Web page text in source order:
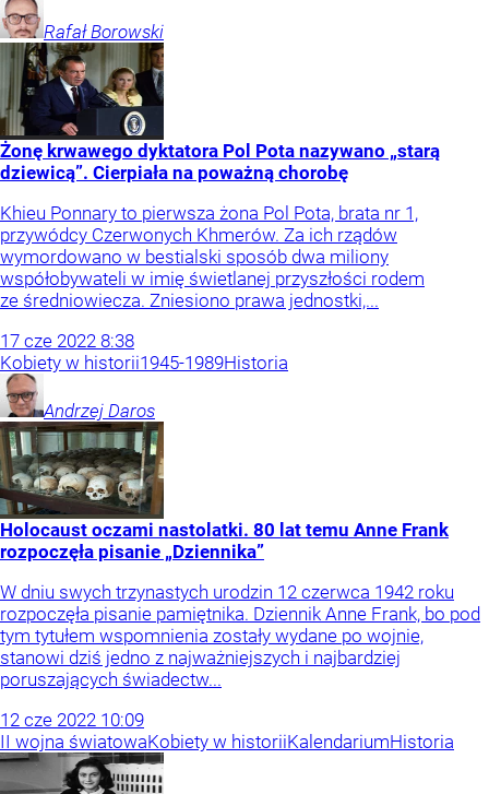
Rafał Borowski
Żonę krwawego dyktatora Pol Pota nazywano „starą
dziewicą”. Cierpiała na poważną chorobę
Khieu Ponnary to pierwsza żona Pol Pota, brata nr 1,
przywódcy Czerwonych Khmerów. Za ich rządów
wymordowano w bestialski sposób dwa miliony
współobywateli w imię świetlanej przyszłości rodem
ze średniowiecza. Zniesiono prawa jednostki,...
17 cze 2022 8:38
Kobiety w historii1945-1989Historia
Andrzej Daros
Holocaust oczami nastolatki. 80 lat temu Anne Frank
rozpoczęła pisanie „Dziennika”
W dniu swych trzynastych urodzin 12 czerwca 1942 roku
rozpoczęła pisanie pamiętnika. Dziennik Anne Frank, bo pod
tym tytułem wspomnienia zostały wydane po wojnie,
stanowi dziś jedno z najważniejszych i najbardziej
poruszających świadectw...
12 cze 2022 10:09
II wojna światowaKobiety w historiiKalendariumHistoria